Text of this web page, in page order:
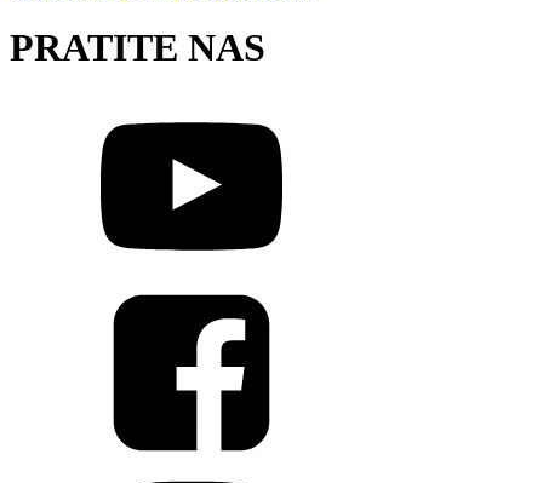
PRATITE NAS